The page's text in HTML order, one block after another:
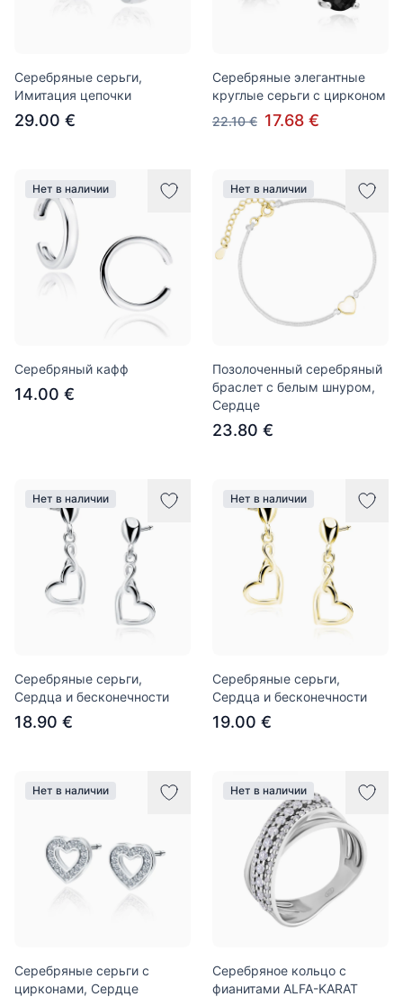
Серебряные серьги,
Имитация цепочки
29.00 €
Серебряные элегантные
круглые серьги с цирконом
22.10 € 17.68 €
Нет в наличии
Серебряный кафф
14.00 €
Нет в наличии
Позолоченный серебряный
браслет с белым шнуром,
Сердце
23.80 €
Нет в наличии
Серебряные серьги,
Сердца и бесконечности
18.90 €
Нет в наличии
Серебряные серьги,
Сердца и бесконечности
19.00 €
Нет в наличии
Серебряные серьги с
цирконами, Сердце
Нет в наличии
Серебряное кольцо с
фианитами ALFA-KARAT